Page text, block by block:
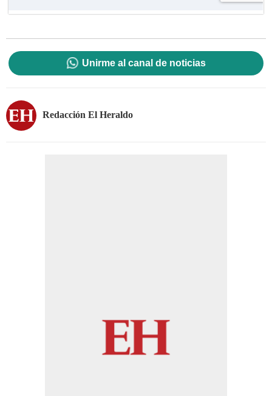
Unirme al canal de noticias
Redacción El Heraldo